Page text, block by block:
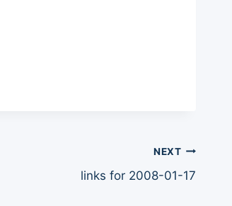
NEXT
links for 2008-01-17